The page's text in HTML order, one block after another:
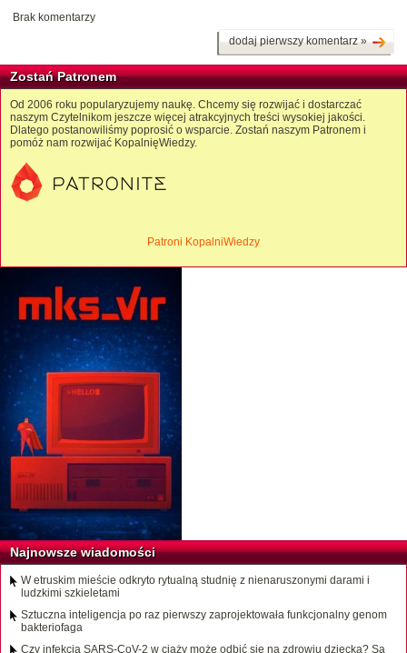
Brak komentarzy
dodaj pierwszy komentarz »
Zostań Patronem
Od 2006 roku popularyzujemy naukę. Chcemy się rozwijać i dostarczać
naszym Czytelnikom jeszcze więcej atrakcyjnych treści wysokiej jakości.
Dlatego postanowiliśmy poprosić o wsparcie. Zostań naszym Patronem i
pomóż nam rozwijać KopalnięWiedzy.
Patroni KopalniWiedzy
Najnowsze wiadomości
W etruskim mieście odkryto rytualną studnię z nienaruszonymi darami i
ludzkimi szkieletami
Sztuczna inteligencja po raz pierwszy zaprojektowała funkcjonalny genom
bakteriofaga
Czy infekcja SARS-CoV-2 w ciąży może odbić się na zdrowiu dziecka? Są